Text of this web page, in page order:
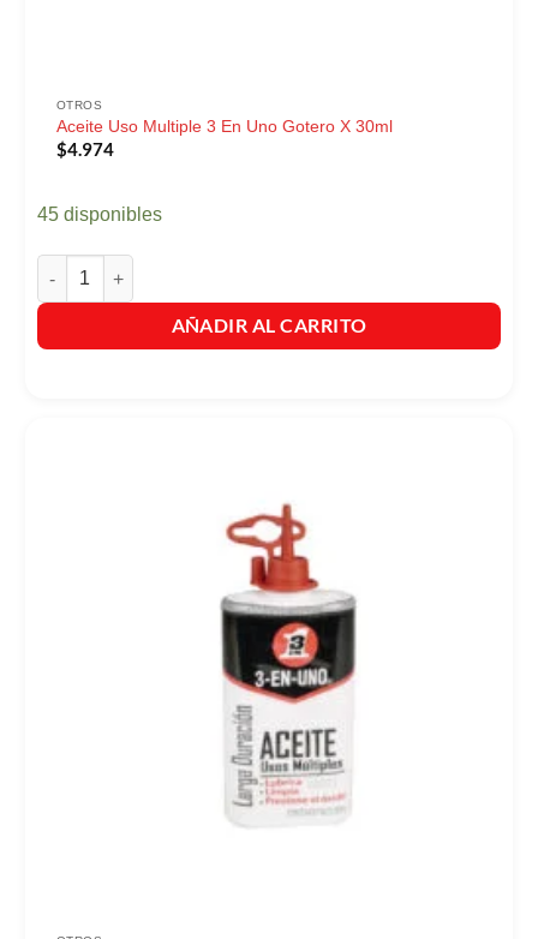
OTROS
Aceite Uso Multiple 3 En Uno Gotero X 30ml
$4.974
45 disponibles
Aceite Uso Multiple 3 En Uno Gotero X 30ml cantidad
AÑADIR AL CARRITO